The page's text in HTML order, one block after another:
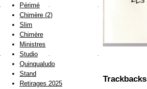
Trackbacks
Périmé
Chimère (2)
Slim
Chimère
Ministres
Studio
Quinqualudo
Stand
Retirages 2025